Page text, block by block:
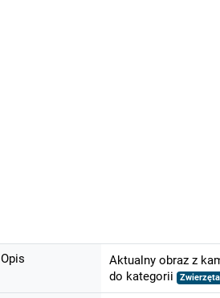
Opis
Aktualny obraz z
do kategorii
Zwierzęta